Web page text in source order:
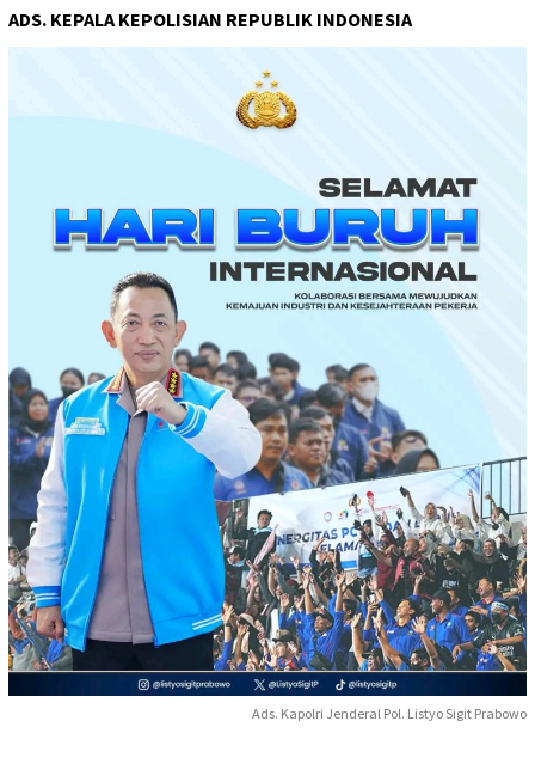
ADS. KEPALA KEPOLISIAN REPUBLIK INDONESIA
Ads. Kapolri Jenderal Pol. Listyo Sigit Prabowo